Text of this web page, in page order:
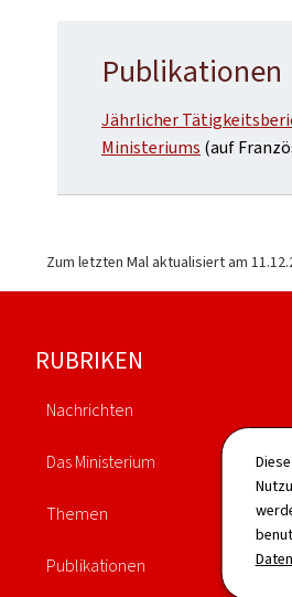
Publikationen
Jährlicher
Ministeriums (auf
Zum letzten Mal aktualisiert am
Footer
RUBRIKEN
Nachrichten
Das Ministerium
Themen
Publikationen